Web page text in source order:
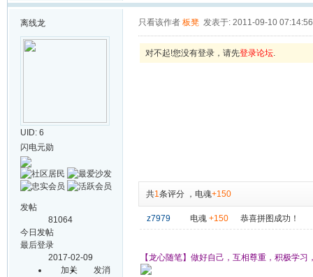
离线龙
UID: 6
闪电元勋
发帖
81064
今日发帖
最后登录
2017-02-09
加关
发消
只看该作者 板凳 发表于: 2011-09-10 07:14:56
对不起!您没有登录，请先登录论坛.
共1条评分 ， 电魂+150
z7979 电魂 +150 恭喜拼图成功！
【龙心随笔】做好自己，互相尊重，积极学习